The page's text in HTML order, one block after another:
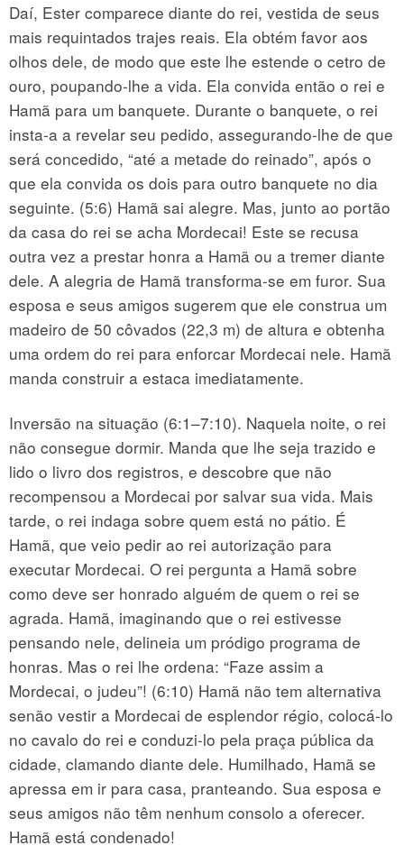
Daí, Ester comparece diante do rei, vestida de seus
mais requintados trajes reais. Ela obtém favor aos
olhos dele, de modo que este lhe estende o cetro de
ouro, poupando-lhe a vida. Ela convida então o rei e
Hamã para um banquete. Durante o banquete, o rei
insta-a a revelar seu pedido, assegurando-lhe de que
será concedido, “até a metade do reinado”, após o
que ela convida os dois para outro banquete no dia
seguinte. (5:6) Hamã sai alegre. Mas, junto ao portão
da casa do rei se acha Mordecai! Este se recusa
outra vez a prestar honra a Hamã ou a tremer diante
dele. A alegria de Hamã transforma-se em furor. Sua
esposa e seus amigos sugerem que ele construa um
madeiro de 50 côvados (22,3 m) de altura e obtenha
uma ordem do rei para enforcar Mordecai nele. Hamã
manda construir a estaca imediatamente.
Inversão na situação (6:1–7:10). Naquela noite, o rei
não consegue dormir. Manda que lhe seja trazido e
lido o livro dos registros, e descobre que não
recompensou a Mordecai por salvar sua vida. Mais
tarde, o rei indaga sobre quem está no pátio. É
Hamã, que veio pedir ao rei autorização para
executar Mordecai. O rei pergunta a Hamã sobre
como deve ser honrado alguém de quem o rei se
agrada. Hamã, imaginando que o rei estivesse
pensando nele, delineia um pródigo programa de
honras. Mas o rei lhe ordena: “Faze assim a
Mordecai, o judeu”! (6:10) Hamã não tem alternativa
senão vestir a Mordecai de esplendor régio, colocá-lo
no cavalo do rei e conduzi-lo pela praça pública da
cidade, clamando diante dele. Humilhado, Hamã se
apressa em ir para casa, pranteando. Sua esposa e
seus amigos não têm nenhum consolo a oferecer.
Hamã está condenado!